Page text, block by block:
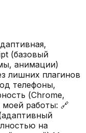
(базовый
анимации)
лишних плагинов
телефоны,
(Chrome,
работы: 🔗
на